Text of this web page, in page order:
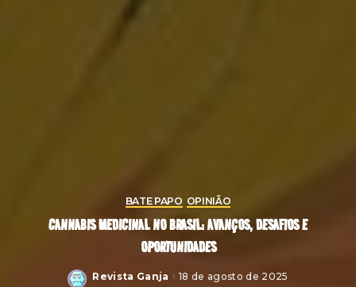
BATE PAPO OPINIÃO
CANNABIS MEDICINAL NO BRASIL: AVANÇOS, DESAFIOS E
OPORTUNIDADES
Posted
Revista Ganja 18 de agosto de 2025